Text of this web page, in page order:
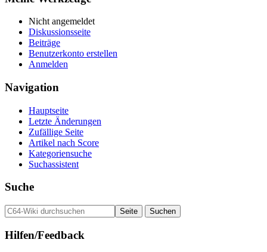
Nicht angemeldet
Diskussionsseite
Beiträge
Benutzerkonto erstellen
Anmelden
Navigation
Hauptseite
Letzte Änderungen
Zufällige Seite
Artikel nach Score
Kategoriensuche
Suchassistent
Suche
Hilfen/Feedback